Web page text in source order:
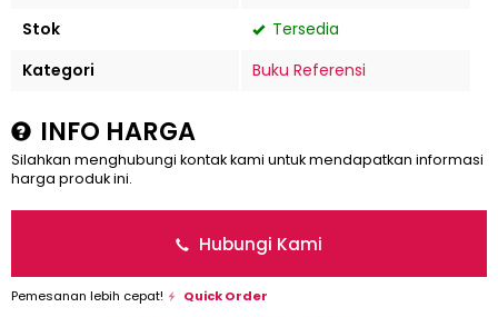
Stok
Tersedia
Kategori
Buku Referensi
INFO HARGA
Silahkan menghubungi kontak kami untuk mendapatkan informasi
harga produk ini.
Hubungi Kami
Pemesanan lebih cepat! Quick Order